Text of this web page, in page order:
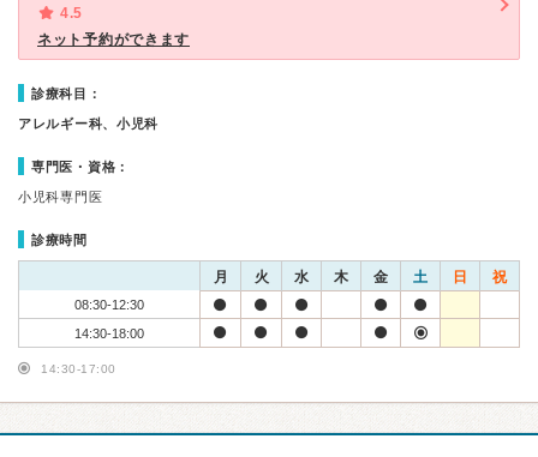
4.5
ネット予約ができます
診療科目：
アレルギー科、小児科
専門医・資格：
小児科専門医
診療時間
月 火 水 木 金 土 日 祝
08:30-12:30
14:30-18:00
14:30-17:00